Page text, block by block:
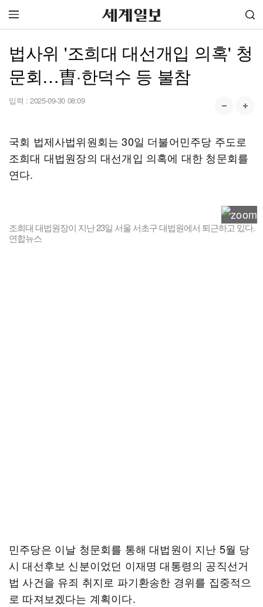
법사위 '조희대 대선개입 의혹' 청
문회…曺·한덕수 등 불참
입력 : 2025-09-30 08:09
국회 법제사법위원회는 30일 더불어민주당 주도로
조희대 대법원장의 대선개입 의혹에 대한 청문회를
연다.
조희대 대법원장이 지난 23일 서울 서초구 대법원에서 퇴근하고 있다.
연합뉴스
민주당은 이날 청문회를 통해 대법원이 지난 5월 당
시 대선후보 신분이었던 이재명 대통령의 공직선거
법 사건을 유죄 취지로 파기환송한 경위를 집중적으
로 따져보겠다는 계획이다.